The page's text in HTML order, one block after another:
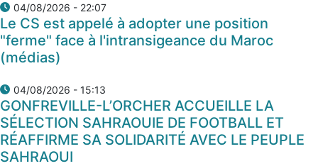
04/08/2026 - 22:07
Le CS est appelé à adopter une position
"ferme" face à l'intransigeance du Maroc
(médias)
04/08/2026 - 15:13
GONFREVILLE-L’ORCHER ACCUEILLE LA
SÉLECTION SAHRAOUIE DE FOOTBALL ET
RÉAFFIRME SA SOLIDARITÉ AVEC LE PEUPLE
SAHRAOUI